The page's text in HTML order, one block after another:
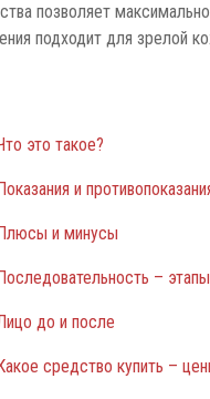
позволяет
подходит для зрелой
это такое?
и
и минусы
– этапы
до и после
средство купить –